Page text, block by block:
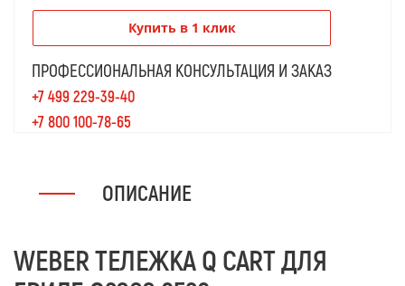
Купить в 1 клик
ПРОФЕССИОНАЛЬНАЯ КОНСУЛЬТАЦИЯ И ЗАКАЗ
+7 499 229-39-40
+7 800 100-78-65
ОПИСАНИЕ
WEBER ТЕЛЕЖКА Q CART ДЛЯ